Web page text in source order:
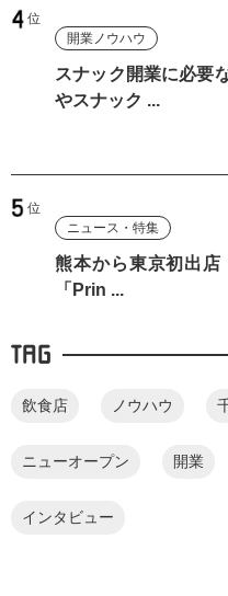
開業ノウハウ
スナック開業に必要
やスナック ...
ニュース・特集
熊本から東京初出
「Prin ...
TAG
飲食店 ノウハウ
ニューオープン 開業
インタビュー